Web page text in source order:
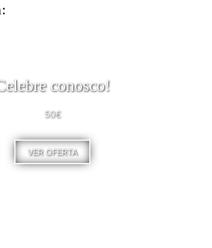
conosco!
50€
VER OFERTA